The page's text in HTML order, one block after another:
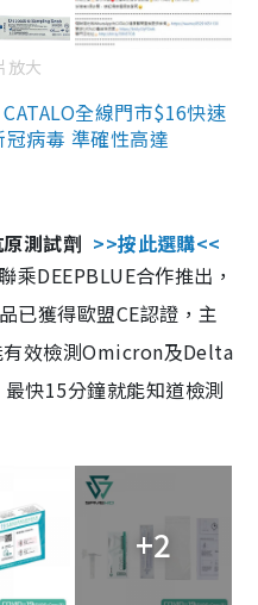
放大
全線門市$16快速
病毒 準確性高達
測試劑 >>按此選購<<
DEEPBLUE合作推出，
已獲得歐盟CE認證，主
效檢測Omicron及Delta
快15分鐘就能知道檢測
+2